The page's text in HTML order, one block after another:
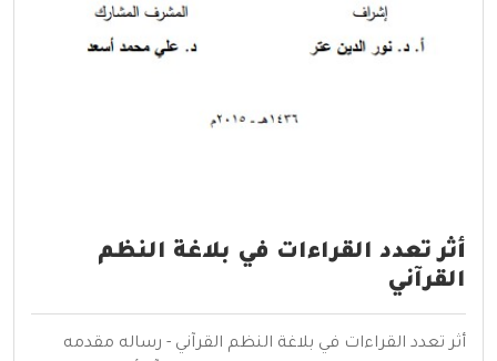
أثر تعدد القراءات في بلاغة النظم
القرآني
أثر تعدد القراءات في بلاغة النظم القرآني - رساله مقدمه